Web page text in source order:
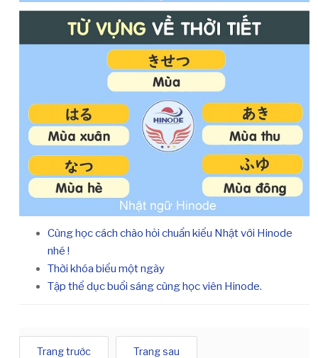
Cùng học cách chào hỏi chuẩn kiểu Nhật với Hinode
nhé !
Thời khóa biểu một ngày
Tập thể dục buổi sáng cùng học viên Hinode.
Trang trước Trang sau